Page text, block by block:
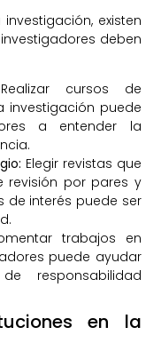
existen
deben
cursos de
investigación puede
a entender la
Elegir revistas que
revisión por pares y
de interés puede ser
trabajos en
puede ayudar
responsabilidad
en la